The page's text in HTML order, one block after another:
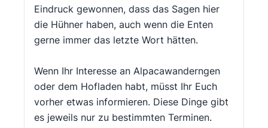
Eindruck gewonnen, dass das Sagen hier
die Hühner haben, auch wenn die Enten
gerne immer das letzte Wort hätten.
Wenn Ihr Interesse an Alpacawanderngen
oder dem Hofladen habt, müsst Ihr Euch
vorher etwas informieren. Diese Dinge gibt
es jeweils nur zu bestimmten Terminen.